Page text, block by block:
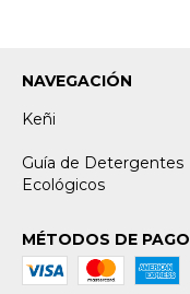
NAVEGACIÓN
Keñi
Guía de Detergentes
Ecológicos
MÉTODOS DE PAGO